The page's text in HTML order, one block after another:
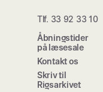
Tlf. 33 92 33 10
Åbningstider
på læsesale
Kontakt os
Skriv til
Rigsarkivet